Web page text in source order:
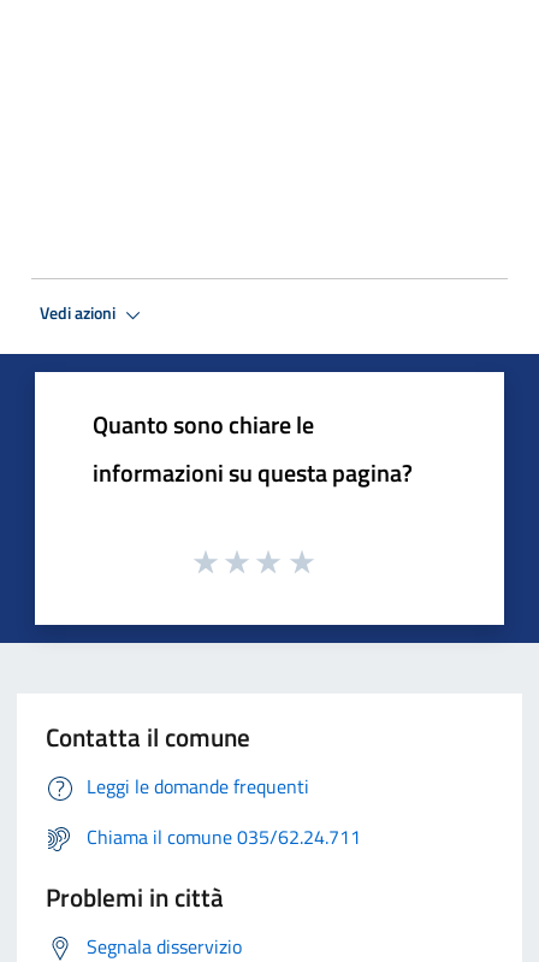
Vedi azioni
Quanto sono chiare le
informazioni su questa pagina?
Contatta il comune
Leggi le domande frequenti
Chiama il comune 035/62.24.711
Problemi in città
Segnala disservizio